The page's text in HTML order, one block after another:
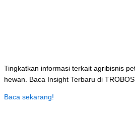
Tingkatkan informasi terkait agribisnis
hewan. Baca Insight Terbaru di
Baca sekarang!